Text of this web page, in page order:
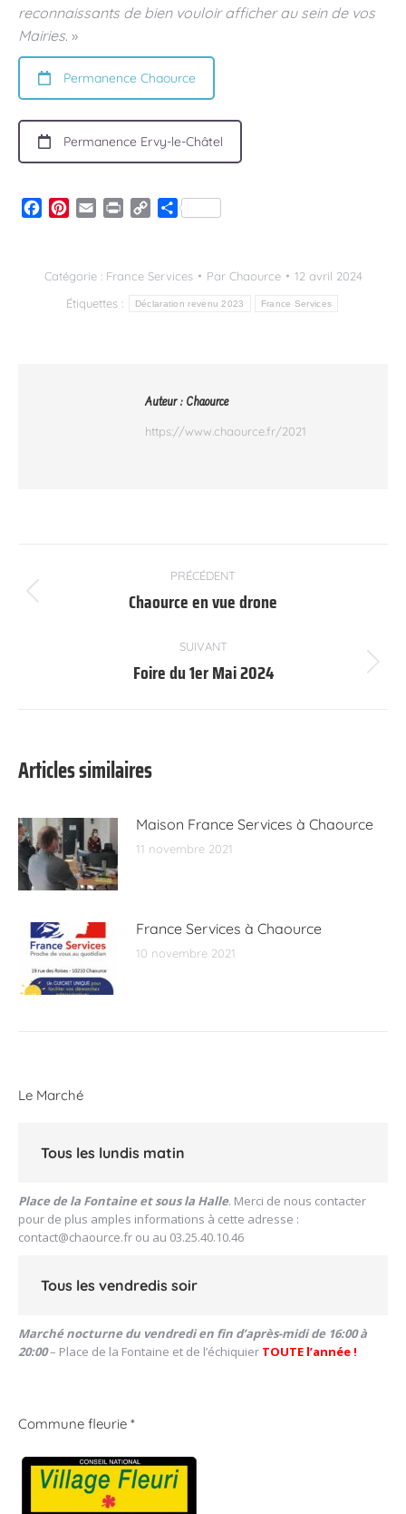
reconnaissants de bien vouloir afficher au sein de vos
Mairies. »
Permanence Chaource
Permanence Ervy-le-Châtel
Facebook
Pinterest
Email Print
CopyPartager
Catégorie : France Services Par Chaource
12 avril 2024
Étiquettes :
Déclaration revenu 2023 France Services
Auteur : Chaource
https://www.chaource.fr/2021
article
PRÉCÉDENT
Article
:
Chaource en vue drone
SUIVANT
Article
Foire du 1er Mai 2024
Articles similaires
Maison France Services à Chaource
11 novembre 2021
France Services à Chaource
10 novembre 2021
Le Marché
Tous les lundis matin
Place de la Fontaine et sous la Halle. Merci de nous contacter
pour de plus amples informations à cette adresse :
contact@chaource.fr ou au 03.25.40.10.46
Tous les vendredis soir
Marché nocturne du vendredi en fin d’après-midi de 16:00 à
20:00– Place de la Fontaine et de l’échiquier TOUTE l’année !
Commune fleurie *